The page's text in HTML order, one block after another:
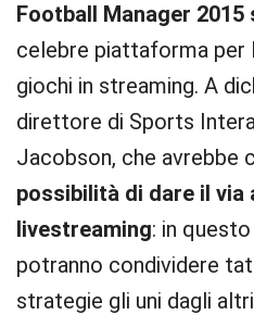
Football Manager
celebre piattaforma per
giochi in streaming. A
direttore di Sports
Jacobson, che avrebbe
possibilità di dare il via
livestreaming: in
potranno condividere
strategie gli uni dagli